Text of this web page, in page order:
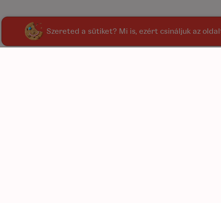
Szereted a sütiket? Mi is, ezért csináljuk az